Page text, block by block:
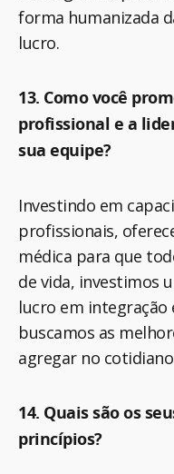
forma humanizada
lucro.
13. Como você
profissional e a
sua equipe?
Investindo em
profissionais,
médica para que
de vida, investimos
lucro em integração
buscamos as
agregar no
14. Quais são os
princípios?